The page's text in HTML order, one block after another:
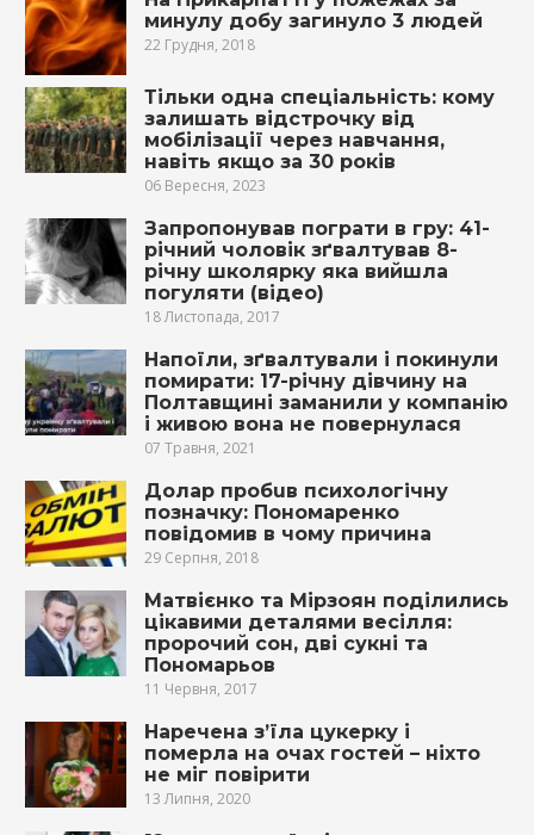
минулу добу загинуло 3 людей
22 Грудня, 2018
Тільки одна спеціальність: кому
залишать відстрочку від
мобілізації через навчання,
навіть якщо за 30 років
06 Вересня, 2023
Запропонував пограти в гру: 41-
річний чоловік зґвaлтyвав 8-
річну школярку яка вийшла
погуляти (відео)
18 Листопада, 2017
Напоїли, зґвалтували і покинули
помирати: 17-річну дівчину на
Полтавщині заманили у компанію
і живою вона не повернулася
07 Травня, 2021
Долар прoбuв пcихoлогiчну
позначку: Пономаренко
повiдомив в чoму причина
29 Серпня, 2018
Матвієнко та Мірзоян поділились
цікавими деталями весілля:
пророчий сон, дві сукні та
Пономарьов
11 Червня, 2017
Наречена з’їла цукерку і
померла на очах гостей – ніхто
не міг повірити
13 Липня, 2020